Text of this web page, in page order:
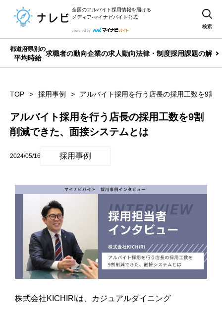
全国のアルバイト採用情報を届ける
メディア-マイナビバイト公式
検索
都道府県別の
平均時給
求職者の動向企業の求人動向法律・制度採用課題の解決
TOP 採用事例 アルバイト採用を行う店長の採用工数を9割
アルバイト採用を行う店長の採用工数を9割
削減できた、面接システムとは
2024/05/16 採用事例
株式会社KICHIRIは、カジュアルダイニング